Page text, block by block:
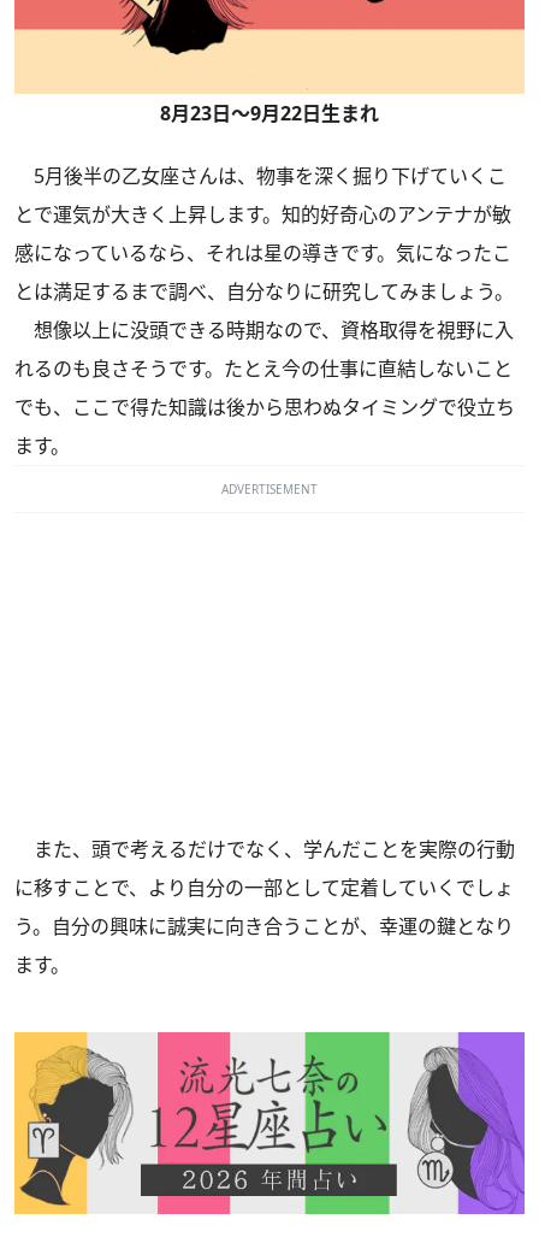
8月23日～9月22日生まれ
5月後半の乙女座さんは、物事を深く掘り下げていくこ
とで運気が大きく上昇します。知的好奇心のアンテナが敏
感になっているなら、それは星の導きです。気になったこ
とは満足するまで調べ、自分なりに研究してみましょう。
想像以上に没頭できる時期なので、資格取得を視野に入
れるのも良さそうです。たとえ今の仕事に直結しないこと
でも、ここで得た知識は後から思わぬタイミングで役立ち
ます。
ADVERTISEMENT
また、頭で考えるだけでなく、学んだことを実際の行動
に移すことで、より自分の一部として定着していくでしょ
う。自分の興味に誠実に向き合うことが、幸運の鍵となり
ます。